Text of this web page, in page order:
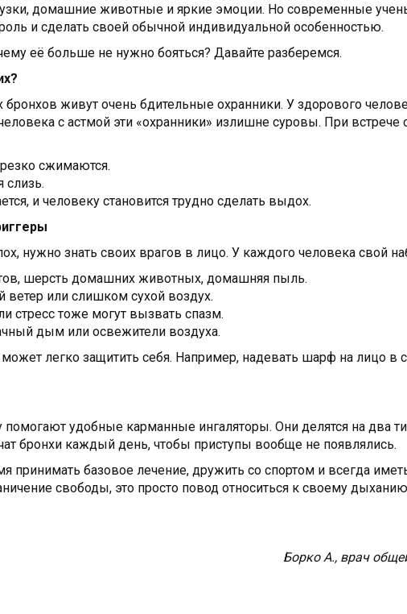
домашние животные и яркие эмоции. Но современные
и сделать своей обычной индивидуальной особенностью.
её больше не нужно бояться? Давайте разберемся.
бронхов живут очень бдительные охранники. У здорового
с астмой эти «охранники» излишне суровы. При встрече
сжимаются.
слизь.
и человеку становится трудно сделать выдох.
нужно знать своих врагов в лицо. У каждого человека свой
шерсть домашних животных, домашняя пыль.
ветер или слишком сухой воздух.
стресс тоже могут вызвать спазм.
дым или освежители воздуха.
легко защитить себя. Например, надевать шарф на лицо в
помогают удобные карманные ингаляторы. Они делятся на два
бронхи каждый день, чтобы приступы вообще не появлялись.
принимать базовое лечение, дружить со спортом и всегда
свободы, это просто повод относиться к своему
Борко А., врач